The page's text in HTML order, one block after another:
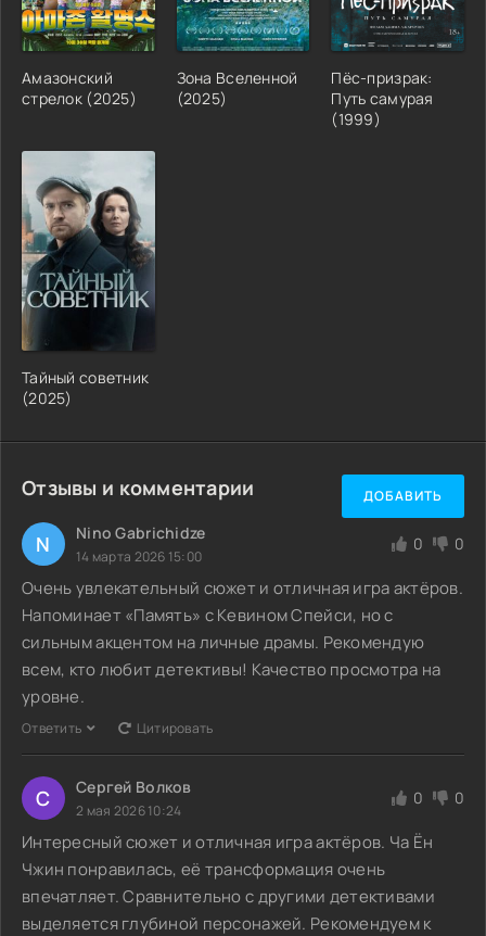
Амазонский
стрелок (2025)
Зона Вселенной
(2025)
Пёс-призрак:
Путь самурая
(1999)
Тайный советник
(2025)
Отзывы и комментарии ДОБАВИТЬ
N Nino Gabrichidze
14 марта 2026 15:00
0 0
Очень увлекательный сюжет и отличная игра актёров.
Напоминает «Память» с Кевином Спейси, но с
сильным акцентом на личные драмы. Рекомендую
всем, кто любит детективы! Качество просмотра на
уровне.
Ответить Цитировать
С Сергей Волков
2 мая 2026 10:24
0 0
Интересный сюжет и отличная игра актёров. Ча Ён
Чжин понравилась, её трансформация очень
впечатляет. Сравнительно с другими детективами
выделяется глубиной персонажей. Рекомендуем к